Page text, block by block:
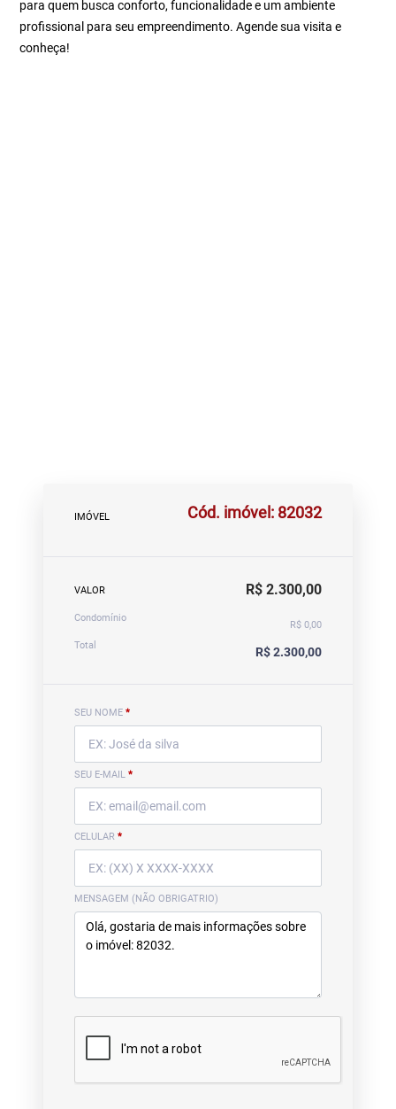
para quem busca conforto, funcionalidade e um ambiente
profissional para seu empreendimento. Agende sua visita e
conheça!
IMÓVEL Cód. imóvel: 82032
VALOR R$ 2.300,00
Condomínio
R$ 0,00
Total
R$ 2.300,00
SEU NOME *
SEU E-MAIL *
CELULAR *
MENSAGEM (NÃO OBRIGATRIO)